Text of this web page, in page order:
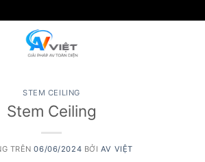
STEM CEILING
Stem Ceiling
TRÊN06/06/2024 BỞI AV VIỆT